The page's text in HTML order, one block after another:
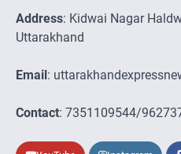
Address: Kidwai Nagar
Uttarakhand
Email:
Contact: 7351109544/